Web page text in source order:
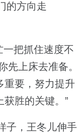
的方向走
把抓住速度不
先上床去准备。
重要，努力提升
胜的关键。”
子，王冬儿伸手